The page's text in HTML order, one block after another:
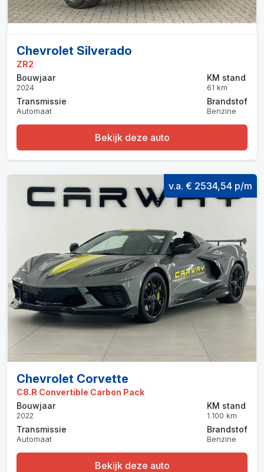
Chevrolet Silverado
ZR2
Bouwjaar
2024
Transmissie
Automaat
KM stand
61 km
Brandstof
Benzine
Bekijk deze auto
v.a. € 2534,54 p/m
Chevrolet Corvette
C8.R Convertible Carbon Pack
Bouwjaar
2022
Transmissie
Automaat
KM stand
1.100 km
Brandstof
Benzine
Bekijk deze auto